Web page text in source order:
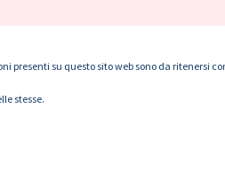
su questo sito web sono da ritenersi
stesse.